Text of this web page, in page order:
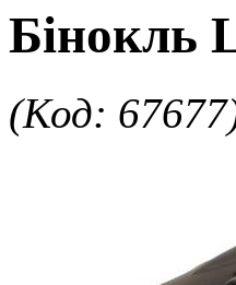
Бінокль
(Код: